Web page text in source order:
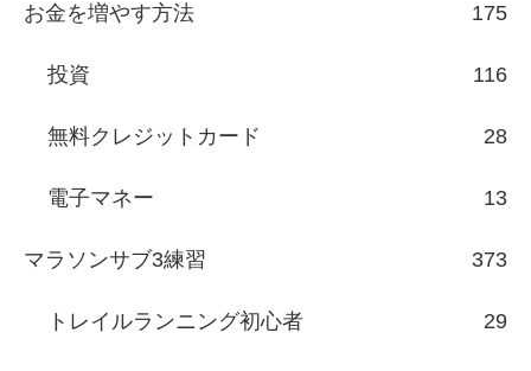
お金を増やす方法 175
投資 116
無料クレジットカード 28
電子マネー 13
マラソンサブ3練習 373
トレイルランニング初心者 29